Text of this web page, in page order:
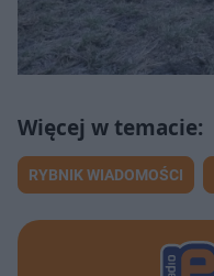
RYBNIK WIADOMOŚCI